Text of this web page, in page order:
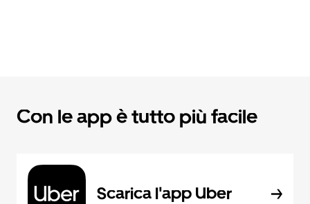
Con le app è tutto più facile
Scarica l'app Uber